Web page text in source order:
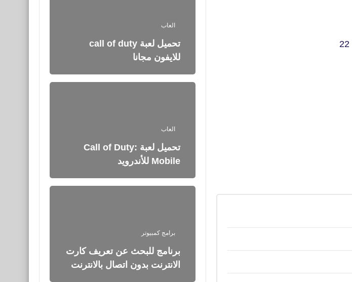
العاب
تحميل لعبة call of duty
للايفون مجانا
العاب
تحميل لعبة Call of Duty:
Mobile للأندرويد
برامج كمبيوتر
برنامج للبحث عن تعريف كارت
الانترنت بدون اتصال بالانترنت